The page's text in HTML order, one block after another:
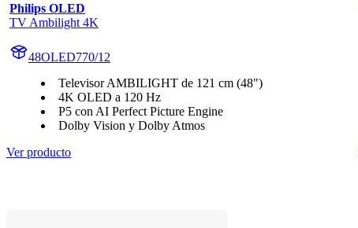
Philips OLED
TV Ambilight 4K
48OLED770/12
Televisor AMBILIGHT de 121 cm (48")
4K OLED a 120 Hz
P5 con AI Perfect Picture Engine
Dolby Vision y Dolby Atmos
Ver producto